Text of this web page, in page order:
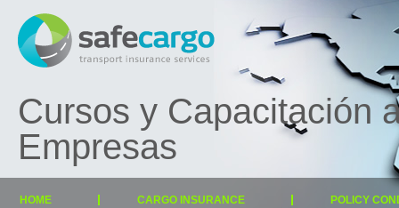
Cursos y Capacitación
Empresas
HOME CARGO INSURANCE POLICY